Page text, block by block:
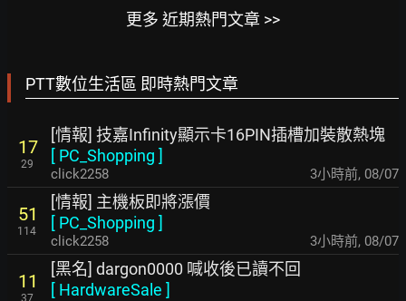
更多 近期熱門文章 >>
PTT數位生活區 即時熱門文章
17
29
[情報] 技嘉Infinity顯示卡16PIN插槽加裝散熱塊
[ PC_Shopping ]
click2258 3小時前, 08/07
51
114
[情報] 主機板即將漲價
[ PC_Shopping ]
click2258 3小時前, 08/07
11
37
[黑名] dargon0000 喊收後已讀不回
[ HardwareSale ]